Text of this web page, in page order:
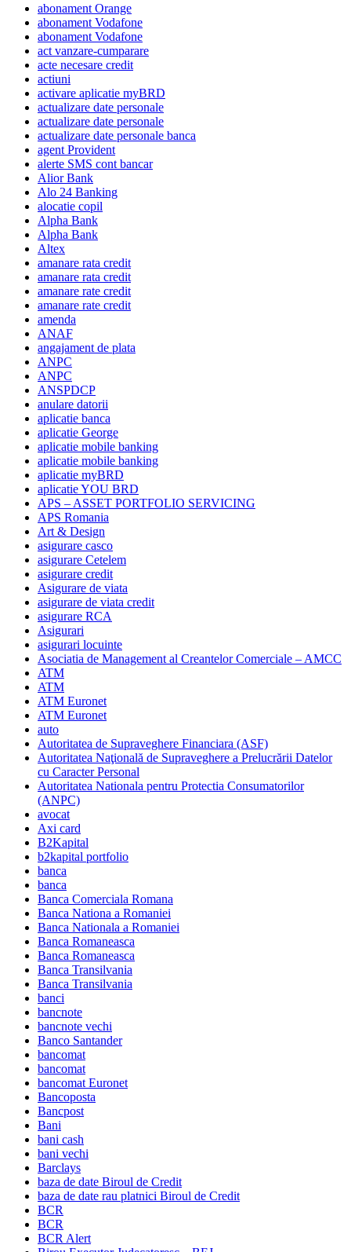
abonament Orange
abonament Vodafone
abonament Vodafone
act vanzare-cumparare
acte necesare credit
actiuni
activare aplicatie myBRD
actualizare date personale
actualizare date personale
actualizare date personale banca
agent Provident
alerte SMS cont bancar
Alior Bank
Alo 24 Banking
alocatie copil
Alpha Bank
Alpha Bank
Altex
amanare rata credit
amanare rata credit
amanare rate credit
amanare rate credit
amenda
ANAF
angajament de plata
ANPC
ANPC
ANSPDCP
anulare datorii
aplicatie banca
aplicatie George
aplicatie mobile banking
aplicatie mobile banking
aplicatie myBRD
aplicatie YOU BRD
APS – ASSET PORTFOLIO SERVICING
APS Romania
Art & Design
asigurare casco
asigurare Cetelem
asigurare credit
Asigurare de viata
asigurare de viata credit
asigurare RCA
Asigurari
asigurari locuinte
Asociatia de Management al Creantelor Comerciale – AMCC
ATM
ATM
ATM Euronet
ATM Euronet
auto
Autoritatea de Supraveghere Financiara (ASF)
Autoritatea Naţională de Supraveghere a Prelucrării Datelor
cu Caracter Personal
Autoritatea Nationala pentru Protectia Consumatorilor
(ANPC)
avocat
Axi card
B2Kapital
b2kapital portfolio
banca
banca
Banca Comerciala Romana
Banca Nationa a Romaniei
Banca Nationala a Romaniei
Banca Romaneasca
Banca Romaneasca
Banca Transilvania
Banca Transilvania
banci
bancnote
bancnote vechi
Banco Santander
bancomat
bancomat
bancomat Euronet
Bancoposta
Bancpost
Bani
bani cash
bani vechi
Barclays
baza de date Biroul de Credit
baza de date rau platnici Biroul de Credit
BCR
BCR
BCR Alert